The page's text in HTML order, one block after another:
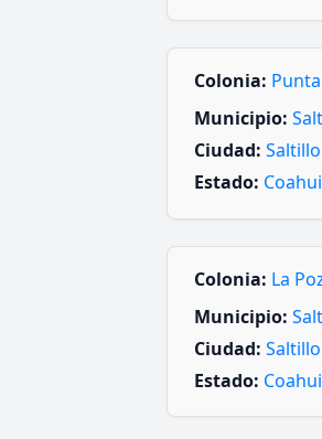
Colonia:
Municipio:
Ciudad: Saltillo
Estado:
Colonia: La
Municipio:
Ciudad: Saltillo
Estado: